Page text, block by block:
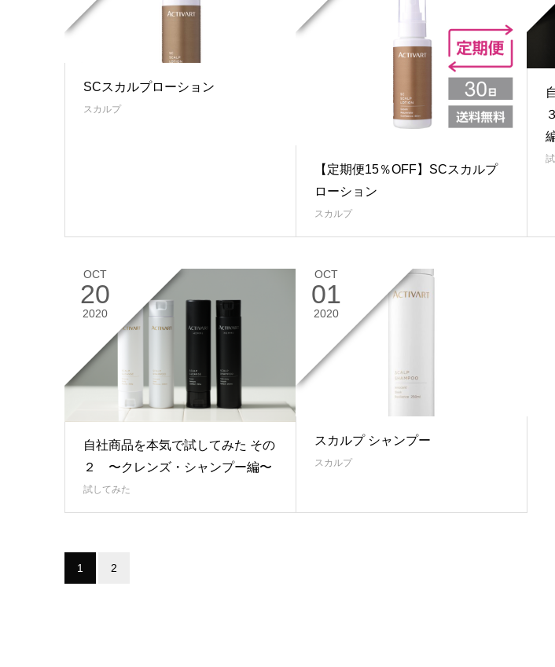
SCスカルプローション
スカルプ
【定期便15％OFF】SCスカルプ
ローション
スカルプ
OCT
20
2020
自社商品を本気で試してみた その
２ 〜クレンズ・シャンプー編〜
試してみた
OCT
01
2020
スカルプ シャンプー
スカルプ
1 2